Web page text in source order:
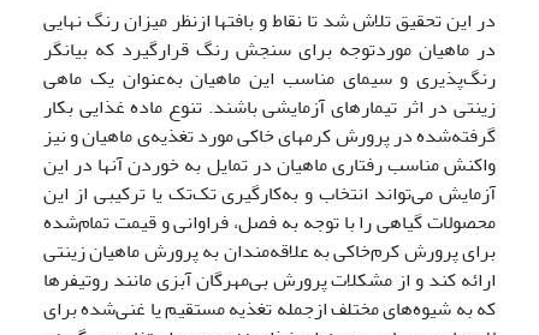
در این تحقیق تلاش شد تا نقاط و بافتها ازنظر میزان رنگ نهایی
در ماهیان موردتوجه برای سنجش رنگ قرارگیرد که بیانگر
رنگ‌پذیری و سیمای مناسب این ماهیان به‌عنوان یک ماهی
زینتی در اثر تیمارهای آزمایشی باشند. تنوع ماده غذایی بکار
گرفته‌شده در پرورش کرمهای خاکی مورد تغذیه‌ی ماهیان و نیز
واکنش مناسب رفتاری ماهیان در تمایل به خوردن آنها در این
آزمایش می‌تواند انتخاب و به‌کارگیری تک‌تک یا ترکیبی از این
محصولات گیاهی را با توجه به فصل، فراوانی و قیمت تمام‌شده
برای پرورش کرم‌خاکی به علاقه‌مندان به پرورش ماهیان زینتی
ارائه کند و از مشکلات پرورش بی‌مهرگان آبزی مانند روتیفرها
که به شیوه‌های مختلف ازجمله تغذیه مستقیم یا غنی‌شده برای